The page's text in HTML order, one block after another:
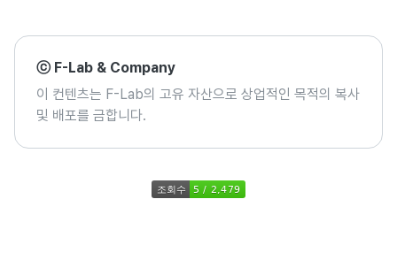
ⓒ F-Lab & Company
이 컨텐츠는 F-Lab의 고유 자산으로 상업적인 목적의 복사
및 배포를 금합니다.